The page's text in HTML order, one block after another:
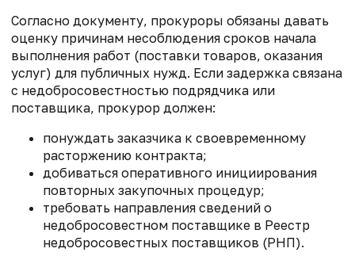
Согласно документу, прокуроры обязаны давать
оценку причинам несоблюдения сроков начала
выполнения работ (поставки товаров, оказания
услуг) для публичных нужд. Если задержка связана
с недобросовестностью подрядчика или
поставщика, прокурор должен:
понуждать заказчика к своевременному
расторжению контракта;
добиваться оперативного инициирования
повторных закупочных процедур;
требовать направления сведений о
недобросовестном поставщике в Реестр
недобросовестных поставщиков (РНП).